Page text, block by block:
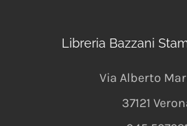
Libreria Bazzani
Via Alberto
37121